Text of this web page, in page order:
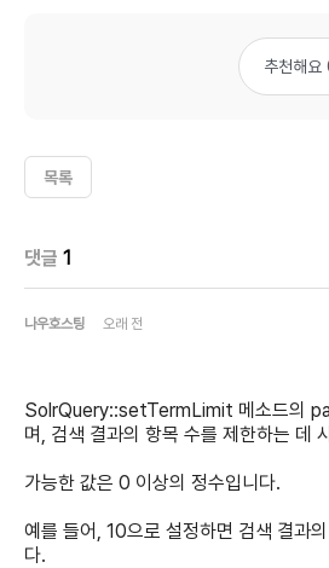
추천해요
목록
댓글 1
나우호스팅 오래 전
SolrQuery::setTermLimit 메소드의
며, 검색 결과의 항목 수를 제한하는 데
가능한 값은 0 이상의 정수입니다.
예를 들어, 10으로 설정하면 검색 결과
다.